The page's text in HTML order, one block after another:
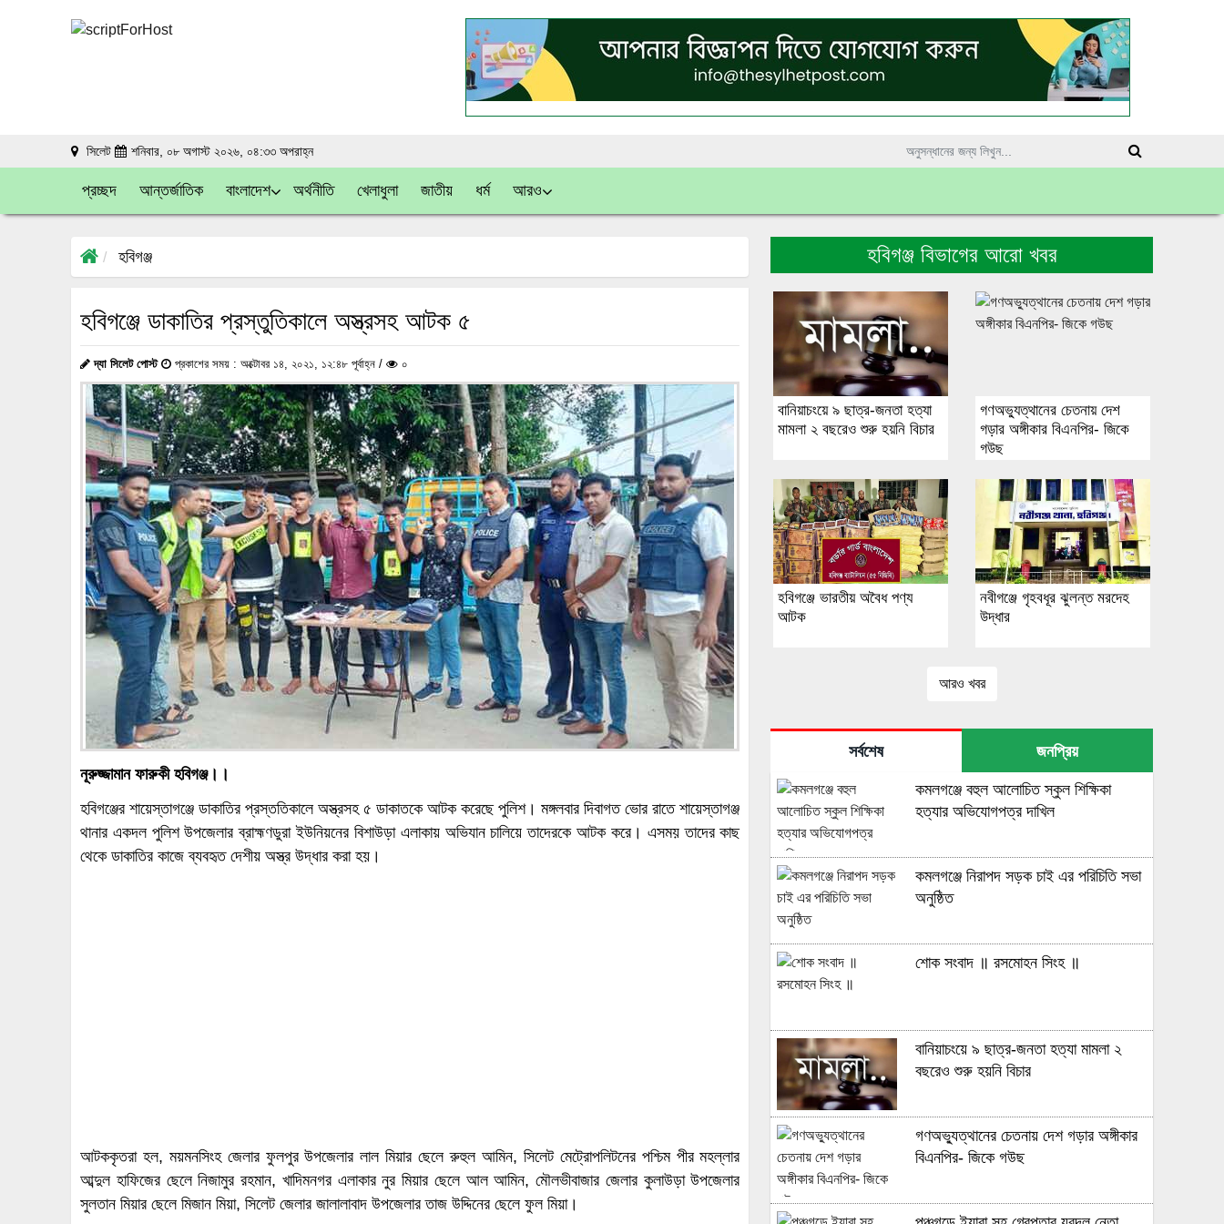
সিলেট শনিবার, ০৮ অগাস্ট ২০২৬, ০৪:৩৩ অপরাহ্ন
প্রচ্ছদ আন্তর্জাতিক বাংলাদেশ অর্থনীতি খেলাধুলা জাতীয় ধর্ম আরও
হবিগঞ্জ
হবিগঞ্জে ডাকাতির প্রস্তুতিকালে অস্ত্রসহ আটক ৫
দ্যা সিলেট পোস্ট প্রকাশের সময় : অক্টোবর ১৪, ২০২১, ১২:৪৮ পূর্বাহ্ন / ০
নূরুজ্জামান ফারুকী হবিগঞ্জ।।
হবিগঞ্জের শায়েস্তাগঞ্জে ডাকাতির প্রস্ততিকালে অস্ত্রসহ ৫ ডাকাতকে আটক করেছে পুলিশ। মঙ্গলবার দিবাগত ভোর রাতে শায়েস্তাগঞ্জ
থানার একদল পুলিশ উপজেলার ব্রাহ্মণডুরা ইউনিয়নের বিশাউড়া এলাকায় অভিযান চালিয়ে তাদেরকে আটক করে। এসময় তাদের কাছ
থেকে ডাকাতির কাজে ব্যবহৃত দেশীয় অস্ত্র উদ্ধার করা হয়।
আটককৃতরা হল, ময়মনসিংহ জেলার ফুলপুর উপজেলার লাল মিয়ার ছেলে রুহুল আমিন, সিলেট মেট্রোপলিটনের পশ্চিম পীর মহল্লার
আব্দুল হাফিজের ছেলে নিজামুর রহমান, খাদিমনগর এলাকার নুর মিয়ার ছেলে আল আমিন, মৌলভীবাজার জেলার কুলাউড়া উপজেলার
সুলতান মিয়ার ছেলে মিজান মিয়া, সিলেট জেলার জালালাবাদ উপজেলার তাজ উদ্দিনের ছেলে ফুল মিয়া।
হবিগঞ্জ বিভাগের আরো খবর
বানিয়াচংয়ে ৯ ছাত্র-জনতা হত্যা
মামলা ২ বছরেও শুরু হয়নি বিচার
গণঅভ্যুত্থানের চেতনায় দেশ
গড়ার অঙ্গীকার বিএনপির- জিকে
গউছ
হবিগঞ্জে ভারতীয় অবৈধ পণ্য
আটক
নবীগঞ্জে গৃহবধূর ঝুলন্ত মরদেহ
উদ্ধার
আরও খবর
সর্বশেষ জনপ্রিয়
কমলগঞ্জে বহুল আলোচিত স্কুল শিক্ষিকা
হত্যার অভিযোগপত্র দাখিল
কমলগঞ্জে নিরাপদ সড়ক চাই এর পরিচিতি সভা
অনুষ্ঠিত
শোক সংবাদ ॥ রসমোহন সিংহ ॥
বানিয়াচংয়ে ৯ ছাত্র-জনতা হত্যা মামলা ২
বছরেও শুরু হয়নি বিচার
গণঅভ্যুত্থানের চেতনায় দেশ গড়ার অঙ্গীকার
বিএনপির- জিকে গউছ